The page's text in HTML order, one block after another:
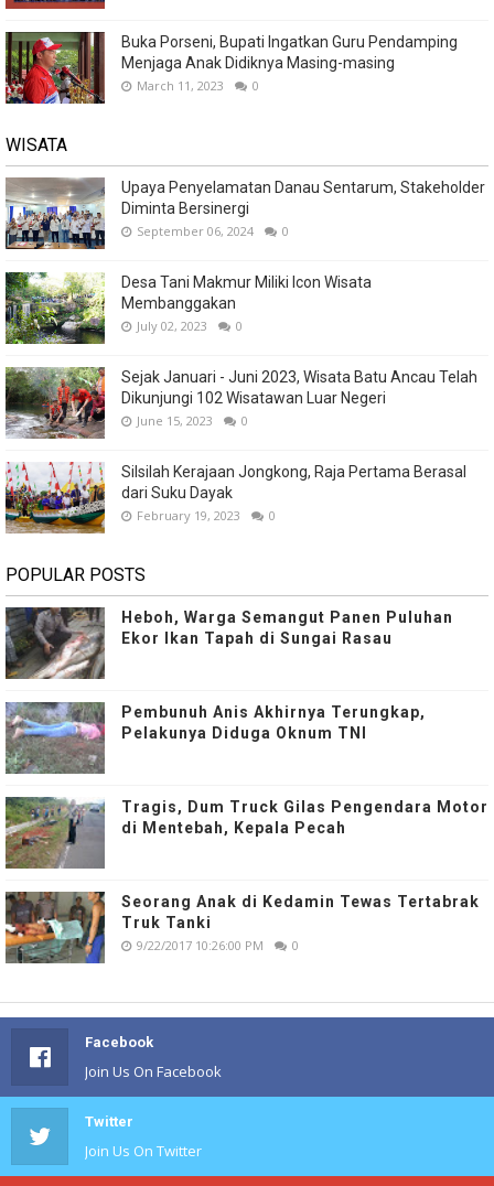
Buka Porseni, Bupati Ingatkan Guru Pendamping
Menjaga Anak Didiknya Masing-masing
March 11, 2023 0
WISATA
Upaya Penyelamatan Danau Sentarum, Stakeholder
Diminta Bersinergi
September 06, 2024 0
Desa Tani Makmur Miliki Icon Wisata
Membanggakan
July 02, 2023 0
Sejak Januari - Juni 2023, Wisata Batu Ancau Telah
Dikunjungi 102 Wisatawan Luar Negeri
June 15, 2023 0
Silsilah Kerajaan Jongkong, Raja Pertama Berasal
dari Suku Dayak
February 19, 2023 0
POPULAR POSTS
Heboh, Warga Semangut Panen Puluhan
Ekor Ikan Tapah di Sungai Rasau
Pembunuh Anis Akhirnya Terungkap,
Pelakunya Diduga Oknum TNI
Tragis, Dum Truck Gilas Pengendara Motor
di Mentebah, Kepala Pecah
Seorang Anak di Kedamin Tewas Tertabrak
Truk Tanki
9/22/2017 10:26:00 PM 0
Facebook
Join Us On Facebook
Twitter
Join Us On Twitter